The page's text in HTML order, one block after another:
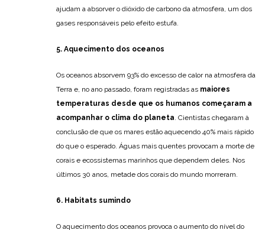
ajudam a absorver o dióxido de carbono da atmosfera, um dos
gases responsáveis pelo efeito estufa.
5. Aquecimento dos oceanos
Os oceanos absorvem 93% do excesso de calor na atmosfera da
Terra e, no ano passado, foram registradas as maiores
temperaturas desde que os humanos começaram a
acompanhar o clima do planeta. Cientistas chegaram à
conclusão de que os mares estão aquecendo 40% mais rápido
do que o esperado. Águas mais quentes provocam a morte de
corais e ecossistemas marinhos que dependem deles. Nos
últimos 30 anos, metade dos corais do mundo morreram.
6. Habitats sumindo
O aquecimento dos oceanos provoca o aumento do nível do